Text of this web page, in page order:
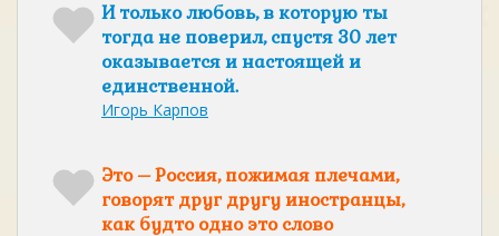
И только любовь, в которую ты
тогда не поверил, спустя 30 лет
оказывается и настоящей и
единственной.
Игорь Карпов
Это – Россия, пожимая плечами,
говорят друг другу иностранцы,
как будто одно это слово